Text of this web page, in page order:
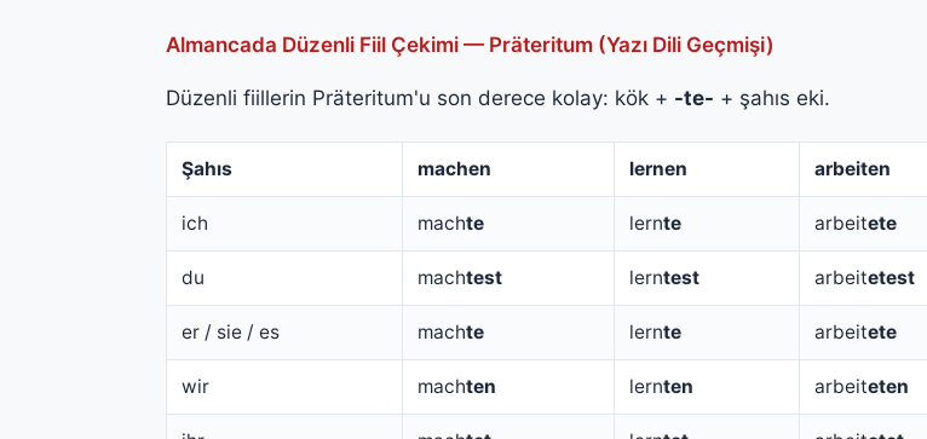
Almancada Düzenli Fiil Çekimi — Präteritum (Yazı Dili Geçmişi)
Düzenli fiillerin Präteritum'u son derece kolay: kök + -te- + şahıs eki.
Şahıs machen lernen arbeiten
ich machte lernte arbeitete
du machtest lerntest arbeitetest
er / sie / es machte lernte arbeitete
wir machten lernten arbeiteten